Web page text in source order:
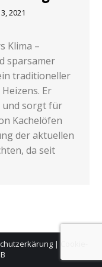
2021
Klima –
sparsamer
traditioneller
Er
und sorgt für
Kachelöfen
der aktuellen
da seit
|